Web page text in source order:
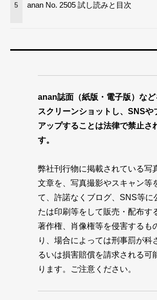
5 anan No. 2505 試し読みと目次
anan誌面（紙版・電子版）など
スクリーンショットし、SNSや
アップすることは法律で禁止さ
す。
弊社刊行物に掲載されている写
文章を、写真撮影やスキャン等
て、許諾なくブログ、SNS等に
たは印刷等をして販売・配布す
著作権、肖像権等を侵害するも
り、場合によっては刑事罰が科
るいは損害賠償を請求される可
ります。ご注意ください。